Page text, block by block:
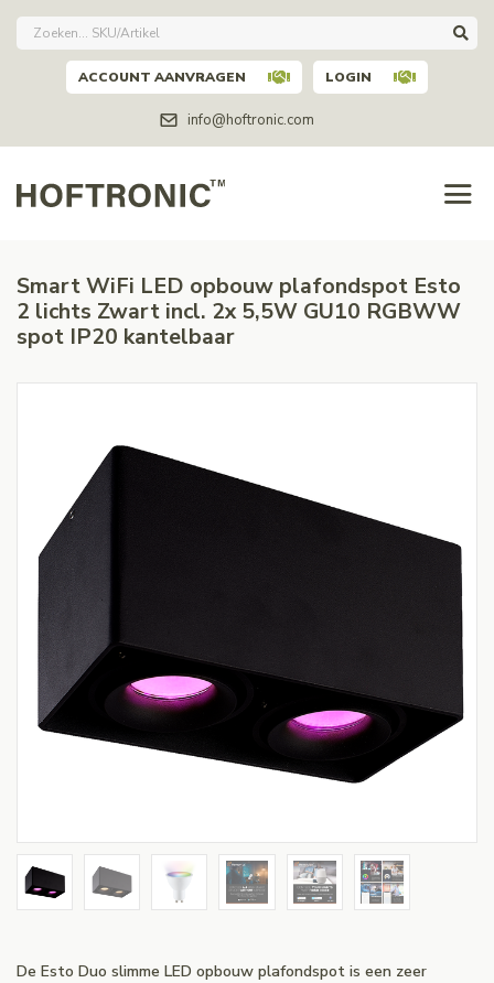
info@hoftronic.com
ACCOUNT AANVRAGEN LOGIN
Smart WiFi LED opbouw plafondspot Esto
2 lichts Zwart incl. 2x 5,5W GU10 RGBWW
spot IP20 kantelbaar
De Esto Duo slimme LED opbouw plafondspot is een zeer